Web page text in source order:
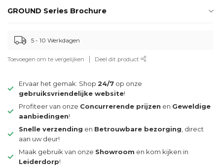
GROUND Series Brochure
5 - 10 Werkdagen
Toevoegen om te vergelijken Deel dit product
Ervaar het gemak: Shop 24/7 op onze
gebruiksvriendelijke website!
Profiteer van onze Concurrerende prijzen en Geweldige
aanbiedingen!
Snelle verzending en Betrouwbare bezorging , direct
aan uw deur!
Maak gebruik van onze Showroom en kom kijken in
Leiderdorp!